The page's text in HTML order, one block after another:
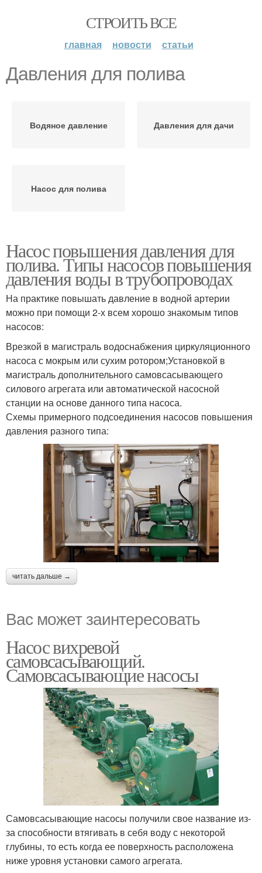
СТРОИТЬ ВСЕ
главная новости статьи
Давления для полива
Водяное давление Давления для дачи
Насос для полива
Насос повышения давления для
полива. Типы насосов повышения
давления воды в трубопроводах
На практике повышать давление в водной артерии
можно при помощи 2-х всем хорошо знакомым типов
насосов:
Врезкой в магистраль водоснабжения циркуляционного
насоса с мокрым или сухим ротором;Установкой в
магистраль дополнительного самовсасывающего
силового агрегата или автоматической насосной
станции на основе данного типа насоса.
Схемы примерного подсоединения насосов повышения
давления разного типа:
читать дальше →
Вас может заинтересовать
Насос вихревой
самовсасывающий.
Самовсасывающие насосы
Самовсасывающие насосы получили свое название из-
за способности втягивать в себя воду с некоторой
глубины, то есть когда ее поверхность расположена
ниже уровня установки самого агрегата.